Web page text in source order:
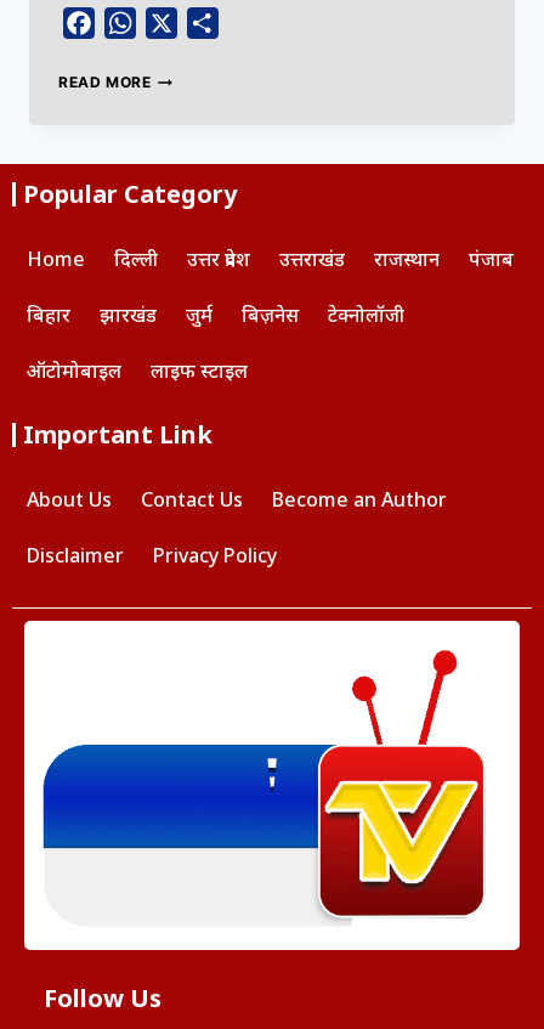
FacebookWhatsApp
READ MORE
Popular Category
Home दिल्ली उत्तर प्रदेश उत्तराखंड राजस्थान पंजाब
बिहार झारखंड जुर्म बिज़नेस टेक्नोलॉजी
ऑटोमोबाइल लाइफ स्टाइल
Important Link
About Us Contact Us Become an Author
Disclaimer Privacy Policy
Follow Us